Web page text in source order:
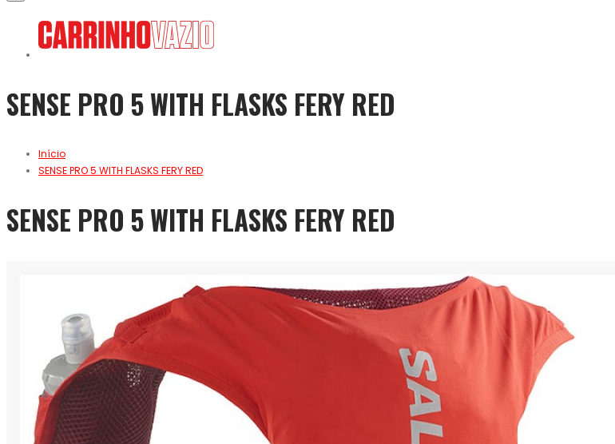
SENSE PRO 5 WITH FLASKS FERY RED
Início
SENSE PRO 5 WITH FLASKS FERY RED
SENSE PRO 5 WITH FLASKS FERY RED